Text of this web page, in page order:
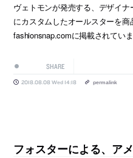
ヴェトモンが発売する、デザイ
にカスタムしたオールスターを商
fashionsnap.comに掲載されていま
SHARE
2018.08.08 Wed 14:18 permalink
フォスターによる、ア